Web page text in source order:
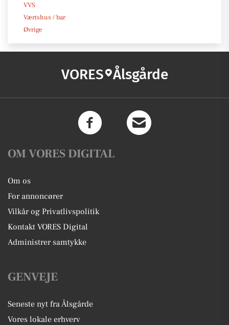
VVS
Værtshus / bar
Øvrige
VORES Ålsgårde
OM VORES DIGITAL
Om os
For annoncører
Vilkår og Privatlivspolitik
Kontakt VORES Digital
Administrer samtykke
GENVEJE
Seneste nyt fra Ålsgårde
Vores lokale erhverv